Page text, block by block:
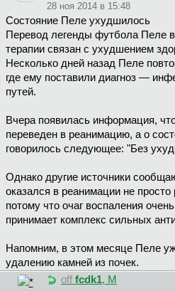
28 ноя 2014 в 15:48
Состояние Пеле ухудшилось
Перевод легенды футбола Пеле
терапии связан с ухудшением
Несколько дней назад Пеле
где ему поставили диагноз —
путей.
Вчера появилась информация,
переведен в реанимацию, а о
говорилось следующее: "Без
Однако другие источники
оказался в реанимации не
потому что очаг воспаления
принимает комплекс сильных
Напомним, в этом месяце Пеле
удалению камней из почек.
off fcdk1, М